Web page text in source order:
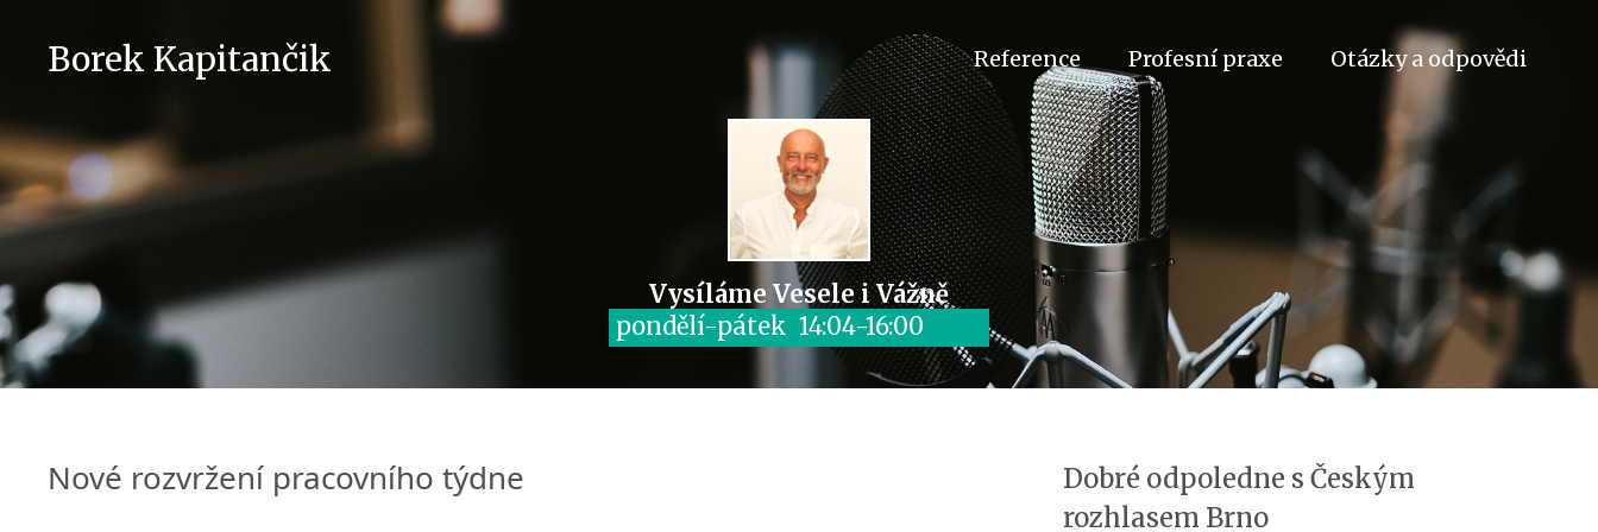
obsahBorek Kapitančik Reference Profesní praxe Otázky a odpovědi
Vysíláme Vesele i Vážně
pondělí-pátek 14:04-16:00
Nové rozvržení pracovního týdne
Dobré odpoledne s Českým
rozhlasem Brno